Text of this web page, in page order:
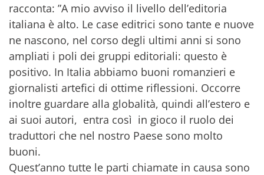
racconta: ”A mio avviso il livello dell’editoria
italiana è alto. Le case editrici sono tante e nuove
ne nascono, nel corso degli ultimi anni si sono
ampliati i poli dei gruppi editoriali: questo è
positivo. In Italia abbiamo buoni romanzieri e
giornalisti artefici di ottime riflessioni. Occorre
inoltre guardare alla globalità, quindi all’estero e
ai suoi autori, entra così in gioco il ruolo dei
traduttori che nel nostro Paese sono molto
buoni.
Quest’anno tutte le parti chiamate in causa sono